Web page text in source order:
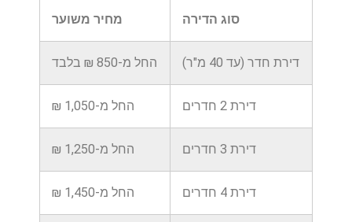
סוג הדירה מחיר משוער
דירת חדר (עד 40 מ"ר) החל מ-850 ₪ בלבד
דירת 2 חדרים החל מ-1,050 ₪
דירת 3 חדרים החל מ-1,250 ₪
דירת 4 חדרים החל מ-1,450 ₪